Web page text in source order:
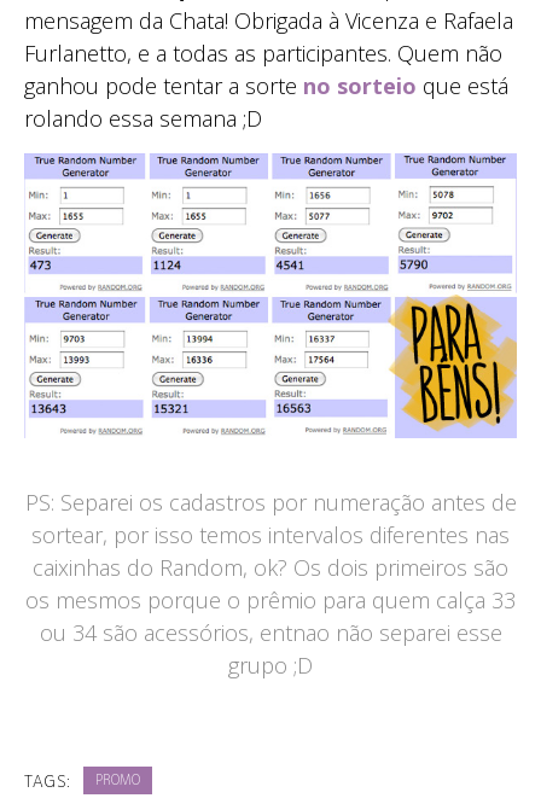
mensagem da Chata! Obrigada à Vicenza e Rafaela
Furlanetto, e a todas as participantes. Quem não
ganhou pode tentar a sorte no sorteio que está
rolando essa semana ;D
PS: Separei os cadastros por numeração antes de
sortear, por isso temos intervalos diferentes nas
caixinhas do Random, ok? Os dois primeiros são
os mesmos porque o prêmio para quem calça 33
ou 34 são acessórios, entnao não separei esse
grupo ;D
TAGS: PROMO